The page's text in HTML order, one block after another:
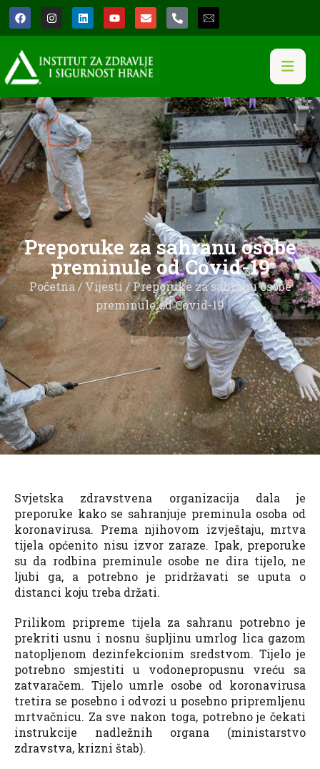
Preporuke za sahranu osobe
preminule od Covid-19
Početna/ Vijesti / Preporuke za sahranu osobe
preminule od Covid-19
Svjetska zdravstvena organizacija dala je
preporuke kako se sahranjuje preminula osoba od
koronavirusa. Prema njihovom izvještaju, mrtva
tijela općenito nisu izvor zaraze. Ipak, preporuke
su da rodbina preminule osobe ne dira tijelo, ne
ljubi ga, a potrebno je pridržavati se uputa o
distanci koju treba držati.
Prilikom pripreme tijela za sahranu potrebno je
prekriti usnu i nosnu šupljinu umrlog lica gazom
natopljenom dezinfekcionim sredstvom. Tijelo je
potrebno smjestiti u vodonepropusnu vreću sa
zatvaračem. Tijelo umrle osobe od koronavirusa
tretira se posebno i odvozi u posebno pripremljenu
mrtvačnicu. Za sve nakon toga, potrebno je čekati
instrukcije nadležnih organa (ministarstvo
zdravstva, krizni štab).